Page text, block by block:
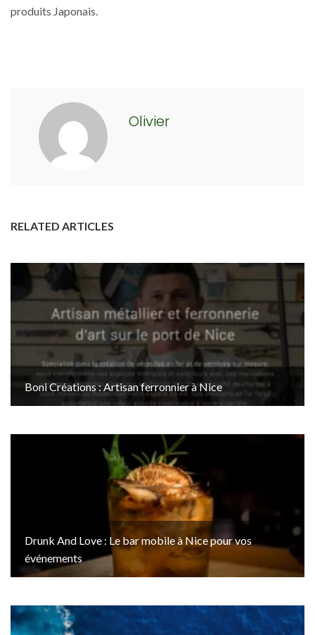
produits Japonais.
Olivier
RELATED ARTICLES
Boni Créations : Artisan ferronnier à Nice
Drunk And Love : Le bar mobile à Nice pour vos
événements